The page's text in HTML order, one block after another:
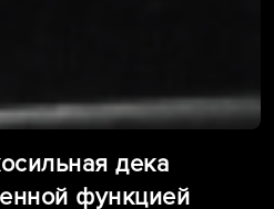
дека
функцией